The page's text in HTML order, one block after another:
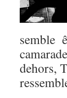
semble
dehors,